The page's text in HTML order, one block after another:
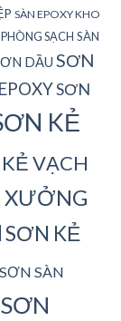
SÀN EPOXY KHO
SẠCH SÀN
DẦU SƠN
SƠN
KẺ
VẠCH
XƯỞNG
SƠN KẺ
SƠN SÀN
SƠN